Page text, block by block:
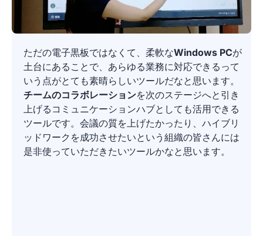
ただの電子黒板ではなくて、柔軟なWindows PCが
土台にあることで、あらゆる業務に対応できるって
いう点がとても素晴らしいツールだなと思います。
チームのコラボレーションを次のステージへと引き
上げるコミュニケーションハブとしても活用できる
ツールです。会議の質を上げたかったり、ハイブリ
ッドワークを成功させたいという組織の皆さんには
是非使っていただきたいツールかなと思います。